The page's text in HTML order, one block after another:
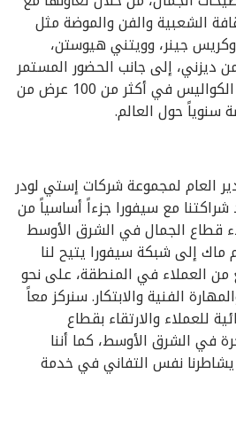
الشعبية والفن والموضة مثل
جينر، وويتني هيوستن،
إلى جانب الحضور المستمر
لفناني ماكياج ماك خلف الكواليس في أكثر من 100 عرض من
سنوياً حول العالم.
العام لمجموعة شركات إستي لودر
مع سيفورا جزءاً أساسياً من
قطاع الجمال في الشرق الأوسط
ماك إلى شبكة سيفورا يتيح لنا
العملاء في المنطقة، على نحو
الفنية والابتكار. سنركز معاً
للعملاء والارتقاء بقطاع
في الشرق الأوسط، كما أننا
نفس التفاني في خدمة